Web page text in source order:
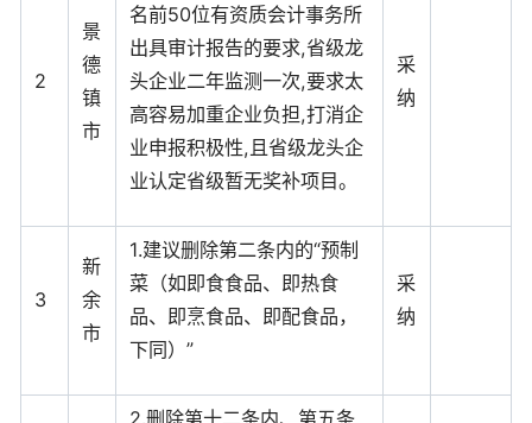
2
景
德
镇
市
名前50位有资质会计事务所
出具审计报告的要求,省级龙
头企业二年监测一次,要求太
高容易加重企业负担,打消企
业申报积极性,且省级龙头企
业认定省级暂无奖补项目。
采
纳
3
新
余
市
1.建议删除第二条内的“预制
菜（如即食食品、即热食
品、即烹食品、即配食品，
下同）”
采
纳
2.删除第十二条内、第五条